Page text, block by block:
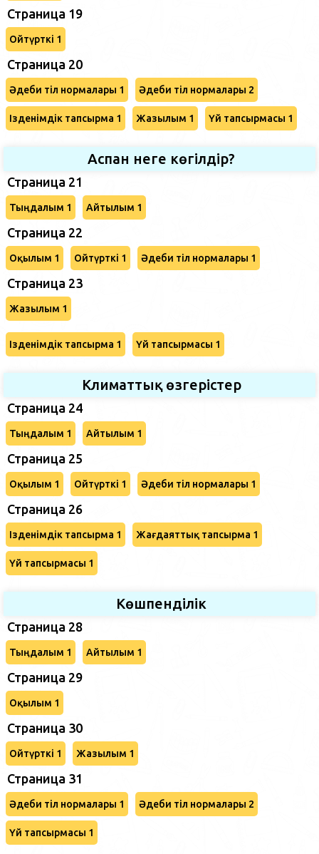
Страница 19
Ойтүрткі 1
Страница 20
Әдеби тіл нормалары 1 Әдеби тіл нормалары 2
Ізденімдік тапсырма 1 Жазылым 1 Үй тапсырмасы 1
Аспан неге көгілдір?
Страница 21
Тыңдалым 1 Айтылым 1
Страница 22
Оқылым 1 Ойтүрткі 1 Әдеби тіл нормалары 1
Страница 23
Жазылым 1
Ізденімдік тапсырма 1 Үй тапсырмасы 1
Климаттық өзгерістер
Страница 24
Тыңдалым 1 Айтылым 1
Страница 25
Оқылым 1 Ойтүрткі 1 Әдеби тіл нормалары 1
Страница 26
Ізденімдік тапсырма 1 Жағдаяттық тапсырма 1
Үй тапсырмасы 1
Көшпенділік
Страница 28
Тыңдалым 1 Айтылым 1
Страница 29
Оқылым 1
Страница 30
Ойтүрткі 1 Жазылым 1
Страница 31
Әдеби тіл нормалары 1 Әдеби тіл нормалары 2
Үй тапсырмасы 1